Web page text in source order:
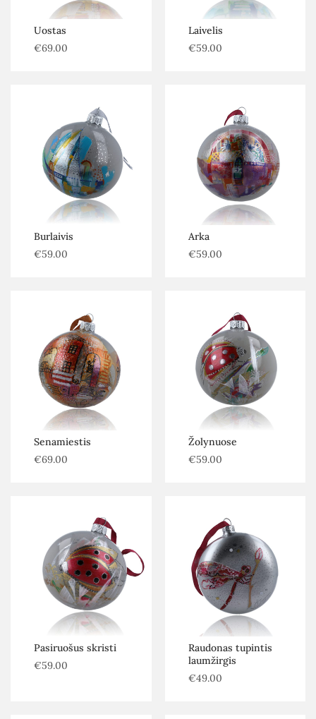
Uostas
€69.00
Laivelis
€59.00
Burlaivis
€59.00
Arka
€59.00
Senamiestis
€69.00
Žolynuose
€59.00
Pasiruošus skristi
€59.00
Raudonas tupintis
laumžirgis
€49.00